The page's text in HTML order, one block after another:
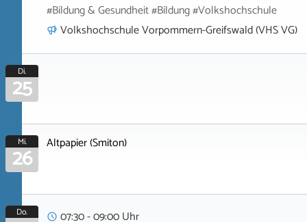
#Bildung & Gesundheit #Bildung #Volkshochschule
Volkshochschule Vorpommern-Greifswald (VHS VG)
Di.
25
Mi.
26 Altpapier (Smiton)
Do.
07:30 - 09:00 Uhr